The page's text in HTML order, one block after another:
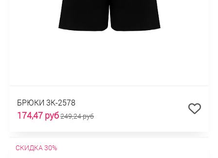
БРЮКИ 3К-2578
174,47 руб249,24 руб
СКИДКА 30%